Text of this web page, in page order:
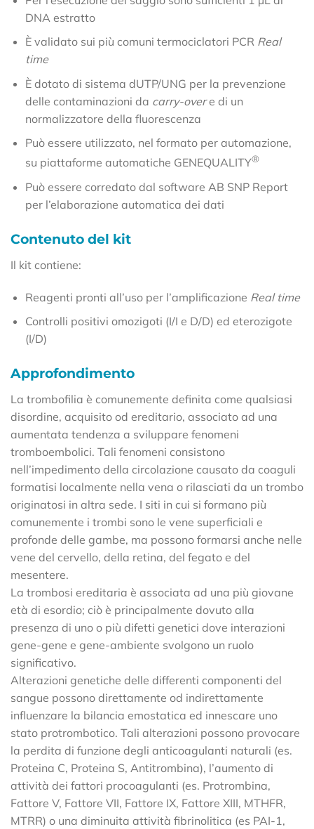
DNA estratto
È validato sui più comuni termociclatori PCR Real
time
È dotato di sistema dUTP/UNG per la prevenzione
delle contaminazioni da carry-overe di un
normalizzatore della fluorescenza
Può essere utilizzato, nel formato per automazione,
su piattaforme automatiche GENEQUALITY®
Può essere corredato dal software AB SNP Report
per l’elaborazione automatica dei dati
Contenuto del kit
Il kit contiene:
Reagenti pronti all’uso per l’amplificazione Real time
Controlli positivi omozigoti (I/I e D/D) ed eterozigote
(I/D)
Approfondimento
La trombofilia è comunemente definita come qualsiasi
disordine, acquisito od ereditario, associato ad una
aumentata tendenza a sviluppare fenomeni
tromboembolici. Tali fenomeni consistono
nell’impedimento della circolazione causato da coaguli
formatisi localmente nella vena o rilasciati da un trombo
originatosi in altra sede. I siti in cui si formano più
comunemente i trombi sono le vene superficiali e
profonde delle gambe, ma possono formarsi anche nelle
vene del cervello, della retina, del fegato e del
mesentere.
La trombosi ereditaria è associata ad una più giovane
età di esordio; ciò è principalmente dovuto alla
presenza di uno o più difetti genetici dove interazioni
gene-gene e gene-ambiente svolgono un ruolo
significativo.
Alterazioni genetiche delle differenti componenti del
sangue possono direttamente od indirettamente
influenzare la bilancia emostatica ed innescare uno
stato protrombotico. Tali alterazioni possono provocare
la perdita di funzione degli anticoagulanti naturali (es.
Proteina C, Proteina S, Antitrombina), l’aumento di
attività dei fattori procoagulanti (es. Protrombina,
Fattore V, Fattore VII, Fattore IX, Fattore XIII, MTHFR,
MTRR) o una diminuita attività fibrinolitica (es PAI-1,